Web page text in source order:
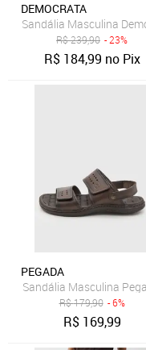
DEMOCRATA
Sandália Masculina
R$239,90 - 23%
R$ 184,99 no Pix
PEGADA
Sandália Masculina
R$179,90 - 6%
R$ 169,99